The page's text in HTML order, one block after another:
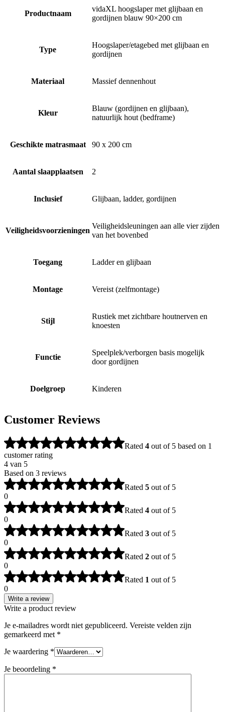
Productnaam
vidaXL hoogslaper met glijbaan en
gordijnen blauw 90×200 cm
Type
Hoogslaper/etagebed met glijbaan en
gordijnen
Materiaal Massief dennenhout
Kleur
Blauw (gordijnen en glijbaan),
natuurlijk hout (bedframe)
Geschikte matrasmaat 90 x 200 cm
Aantal slaapplaatsen 2
Inclusief Glijbaan, ladder, gordijnen
Veiligheidsvoorzieningen
Veiligheidsleuningen aan alle vier zijden
van het bovenbed
Toegang Ladder en glijbaan
Montage Vereist (zelfmontage)
Stijl
Rustiek met zichtbare houtnerven en
knoesten
Functie
Speelplek/verborgen basis mogelijk
door gordijnen
Doelgroep Kinderen
Customer Reviews
Rated 4 out of 5 based on 1
customer rating
4 van 5
Based on 3 reviews
Rated 5 out of 5
0
Rated 4 out of 5
0
Rated 3 out of 5
0
Rated 2 out of 5
0
Rated 1 out of 5
0
Write a review
Write a product review
Je e-mailadres wordt niet gepubliceerd. Vereiste velden zijn
gemarkeerd met *
Je waardering *
Je beoordeling *